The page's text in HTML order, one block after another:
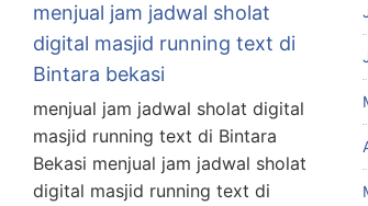
menjual jam jadwal sholat
digital masjid running text di
Bintara bekasi
menjual jam jadwal sholat digital
masjid running text di Bintara
Bekasi menjual jam jadwal sholat
digital masjid running text di